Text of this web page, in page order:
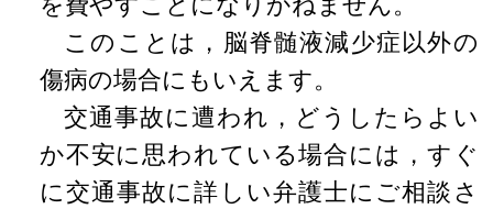
このことは，脳脊髄液減少症以外の
傷病の場合にもいえます。
交通事故に遭われ，どうしたらよい
か不安に思われている場合には，すぐ
に交通事故に詳しい弁護士にご相談さ